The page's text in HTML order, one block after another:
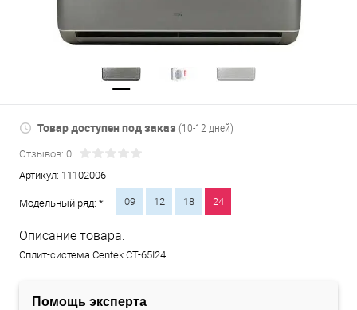
Товар доступен под заказ (10-12 дней)
Отзывов: 0
Артикул: 11102006
Модельный ряд: * 09 12 18 24
Описание товара:
Сплит-система Centek CT-65I24
Помощь эксперта